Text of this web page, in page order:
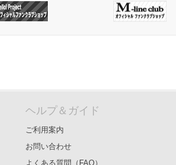
ヘルプ＆ガイド
ご利用案内
お問い合わせ
よくある質問（FAQ）